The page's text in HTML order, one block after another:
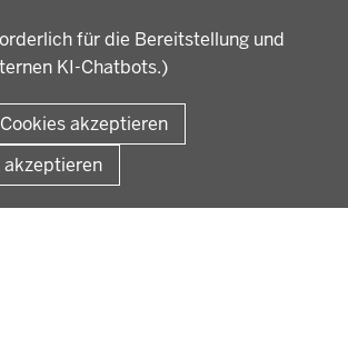
für die Bereitstellung und
KI-Chatbots.)
akzeptieren
akzeptieren
Schulbereich
Münster
Rechtliche Hinweise